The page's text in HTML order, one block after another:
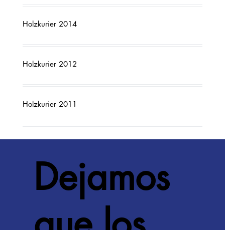
Dejamos
Holzkurier 2014
Holzkurier 2012
Holzkurier 2011